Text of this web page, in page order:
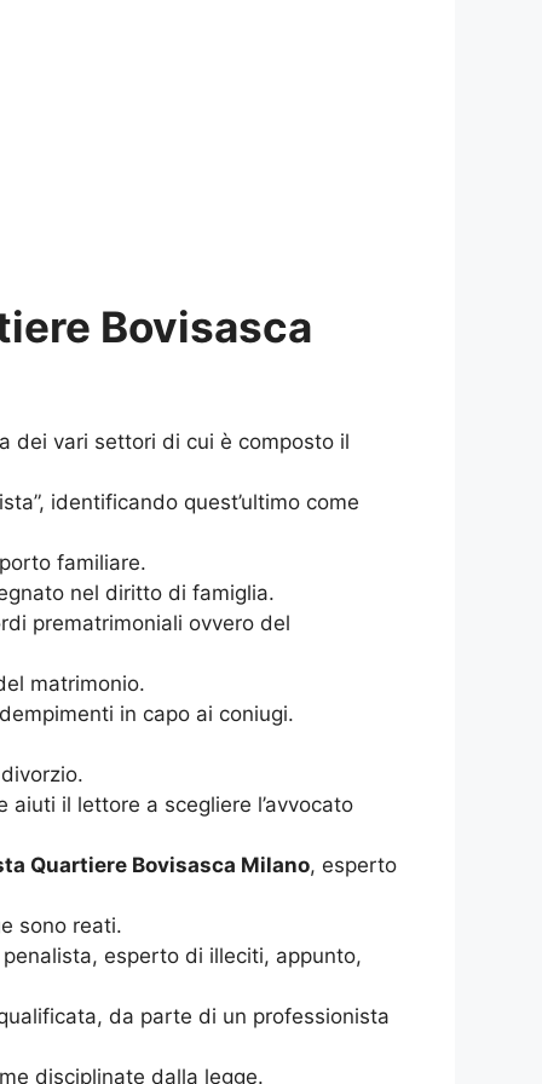
Bovisasca
dei vari settori di cui è composto il
identificando quest’ultimo come
familiare.
nel diritto di famiglia.
prematrimoniali ovvero del
matrimonio.
in capo ai coniugi.
il lettore a scegliere l’avvocato
Quartiere Bovisasca Milano, esperto
sono reati.
esperto di illeciti, appunto,
da parte di un professionista
disciplinate dalla legge.